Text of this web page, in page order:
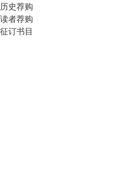
历史荐购
读者荐购
征订书目